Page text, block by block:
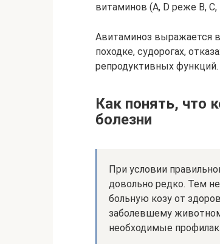
витаминов (А, D реже В, С,
Авитаминоз выражается
походке, судорогах,
репродуктивных функций.
Как понять, что
болезни
При условии
довольно редко. Тем
больную козу от
заболевшему
необходимые